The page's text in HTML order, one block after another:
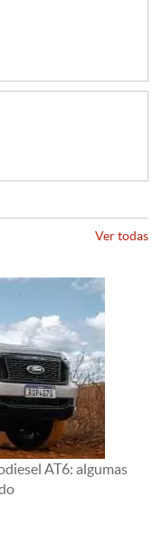
Ver todas
AT6: algumas